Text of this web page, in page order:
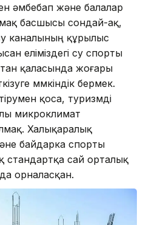
әмбебап және балалар
басшысы сондай-ақ,
каналының құрылыс
еліміздегі су спорты
қаласында жоғары
мүмкіндік бермек.
қоса, туризмді
микроклимат
Халықаралық
байдарка спорты
сай орталық
орналасқан.